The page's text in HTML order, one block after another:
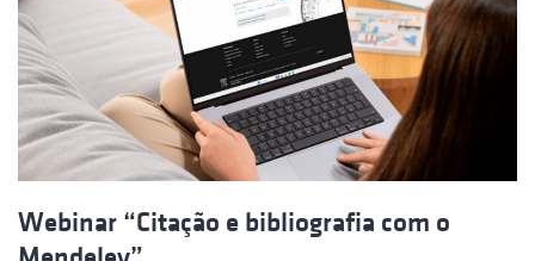
Webinar “Citação e bibliografia com o